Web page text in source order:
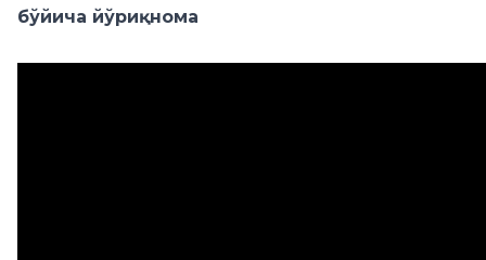
бўйича йўриқнома